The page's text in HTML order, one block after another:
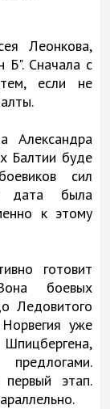
Леонкова,
Б". Сначала с
если не
Александра
Балтии буде
сил
дата была
к этому
готовит
боевых
Ледовитого
уже
этап.